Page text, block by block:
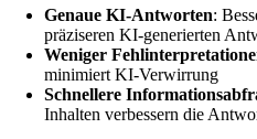
Genaue KI-Antworten:
präziseren KI-generierten
Weniger
minimiert KI-Verwirrung
Schnellere
Inhalten verbessern die